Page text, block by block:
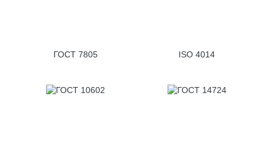
ГОСТ 7805 ISO 4014